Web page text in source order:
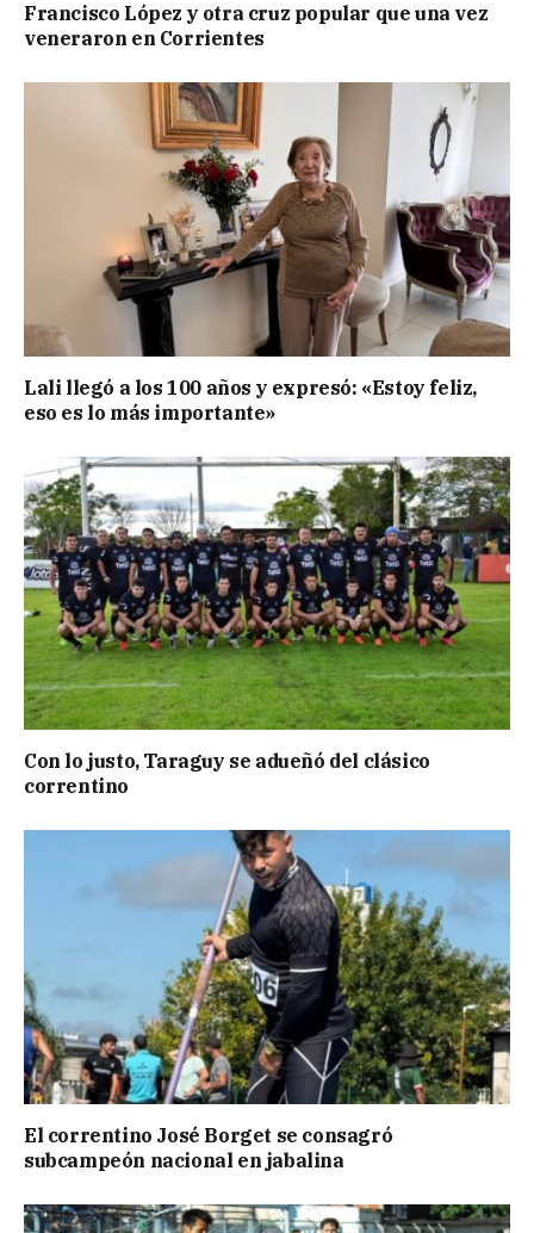
Francisco López y otra cruz popular que una vez
veneraron en Corrientes
Lali llegó a los 100 años y expresó: «Estoy feliz,
eso es lo más importante»
Con lo justo, Taraguy se adueñó del clásico
correntino
El correntino José Borget se consagró
subcampeón nacional en jabalina